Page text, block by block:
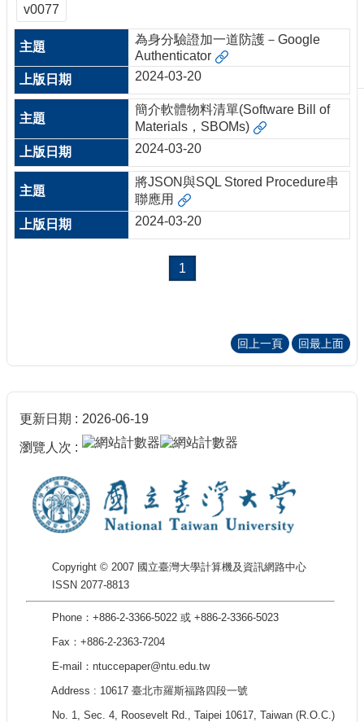
刊
物
務
服
務
專
題
報
導
技
術
v0077
為身分驗證加一道防護－Google
Authenticator
2024-03-20
簡介軟體物料清單(Software Bill of
Materials，SBOMs)
2024-03-20
將JSON與SQL Stored Procedure串
聯應用
2024-03-20
1
回上一頁 回最上面
更新日期 2026-06-19
瀏覽人次
Copyright © 2007 國立臺灣大學計算機及資訊網路中心
ISSN 2077-8813
Phone：+886-2-3366-5022 或 +886-2-3366-5023
Fax：+886-2-2363-7204
E-mail：ntuccepaper@ntu.edu.tw
Address : 10617 臺北市羅斯福路四段一號
No. 1, Sec. 4, Roosevelt Rd., Taipei 10617, Taiwan (R.O.C.)